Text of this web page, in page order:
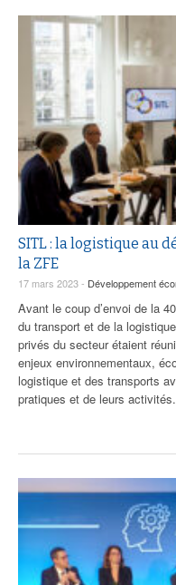
SITL : la logistique au
la ZFE
17 mars 2023 - Développement
Avant le coup d’envoi de la
du transport et de la
privés du secteur étaient
enjeux environnementaux,
logistique et des transports
pratiques et de leurs activités.